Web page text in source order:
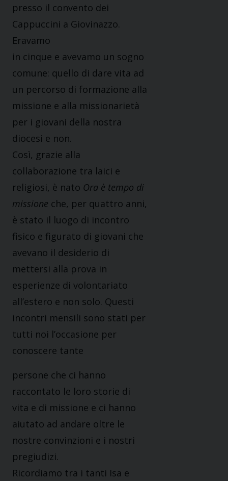
presso il convento dei
Cappuccini a Giovinazzo.
Eravamo
in cinque e avevamo un sogno
comune: quello di dare vita ad
un percorso di formazione alla
missione e alla missionarietà
per i giovani della nostra
diocesi e non.
Così, grazie alla
collaborazione tra laici e
religiosi, è nato Ora è tempo di
missione che, per quattro anni,
è stato il luogo di incontro
fisico e figurato di giovani che
avevano il desiderio di
mettersi alla prova in
esperienze di volontariato
all’estero e non solo. Questi
incontri mensili sono stati per
tutti noi l’occasione per
conoscere tante
persone che ci hanno
raccontato le loro storie di
vita e di missione e ci hanno
aiutato ad andare oltre le
nostre convinzioni e i nostri
pregiudizi.
Ricordiamo tra i tanti Isa e